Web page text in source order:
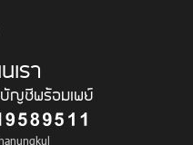
เรา
บัญชีพร้อมเพย์